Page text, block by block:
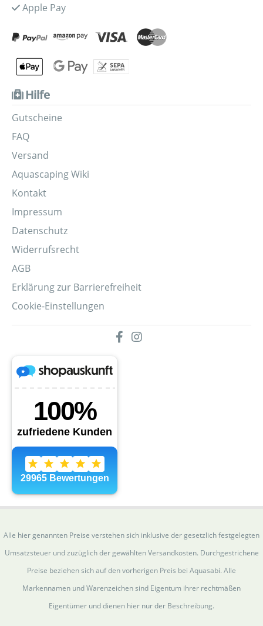
Apple Pay
Hilfe
Gutscheine
FAQ
Versand
Aquascaping Wiki
Kontakt
Impressum
Datenschutz
Widerrufsrecht
AGB
Erklärung zur Barrierefreiheit
Cookie-Einstellungen
Alle hier genannten Preise verstehen sich inklusive der gesetzlich festgelegten
Umsatzsteuer und zuzüglich der gewählten Versandkosten. Durchgestrichene
Preise beziehen sich auf den vorherigen Preis bei Aquasabi. Alle
Markennamen und Warenzeichen sind Eigentum ihrer rechtmäßen
Eigentümer und dienen hier nur der Beschreibung.